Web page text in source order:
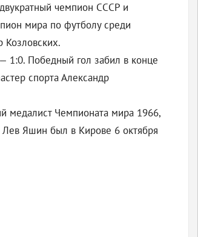
чемпион СССР и
мира по футболу среди
1:0. Победный гол забил в конце
спорта Александр
медалист Чемпионата мира 1966,
Лев Яшин был в Кирове 6 октября